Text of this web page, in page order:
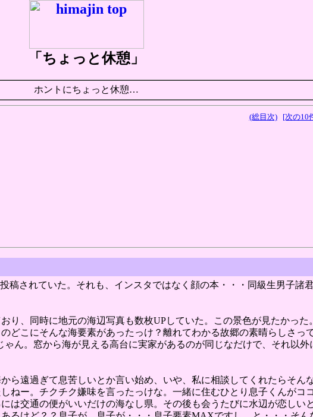
「ちょっと休憩」
ホントにちょっと休憩…
(総目次) [次の10
稿されていた。それも、インスタではなく顔の本・・・同級生男子諸
り、同時に地元の海辺写真も数枚UPしていた。この景色が見たかった
どこにそんな海要素があったっけ？離れてわかる故郷の素晴らしさっ
ん。窓から海が見える高台に実家があるのが同じなだけで、それ以外
ら遠過ぎて息苦しいとか言い始め、いや、私に相談してくれたらそん
ねー。チクチク嫌味を言ったっけな。一緒に住むひとり息子くんがコ
は交通の便がいいだけの海なし県。その後も会うたびに水辺が恋しい